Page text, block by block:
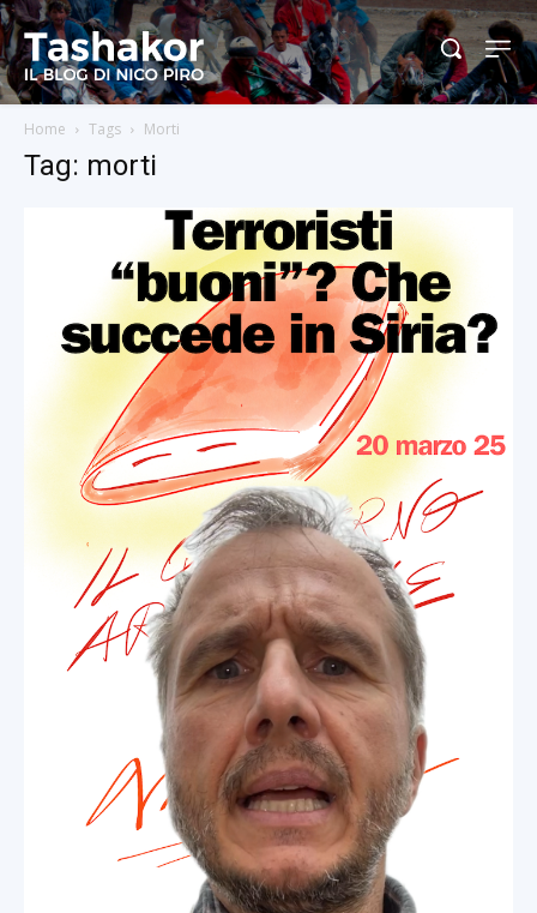
Home Tags Morti
Tag: morti